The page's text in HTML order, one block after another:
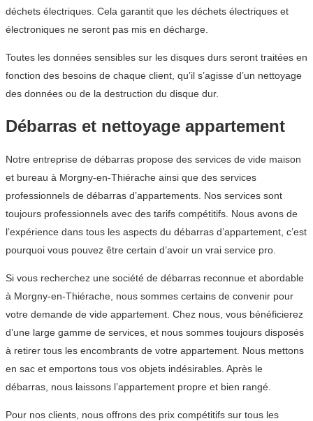
déchets électriques. Cela garantit que les déchets électriques et
électroniques ne seront pas mis en décharge.
Toutes les données sensibles sur les disques durs seront traitées en
fonction des besoins de chaque client, qu’il s’agisse d’un nettoyage
des données ou de la destruction du disque dur.
Débarras et nettoyage appartement
Notre entreprise de débarras propose des services de vide maison
et bureau à Morgny-en-Thiérache ainsi que des services
professionnels de débarras d’appartements. Nos services sont
toujours professionnels avec des tarifs compétitifs. Nous avons de
l’expérience dans tous les aspects du débarras d’appartement, c’est
pourquoi vous pouvez être certain d’avoir un vrai service pro.
Si vous recherchez une société de débarras reconnue et abordable
à Morgny-en-Thiérache, nous sommes certains de convenir pour
votre demande de vide appartement. Chez nous, vous bénéficierez
d’une large gamme de services, et nous sommes toujours disposés
à retirer tous les encombrants de votre appartement. Nous mettons
en sac et emportons tous vos objets indésirables. Après le
débarras, nous laissons l’appartement propre et bien rangé.
Pour nos clients, nous offrons des prix compétitifs sur tous les